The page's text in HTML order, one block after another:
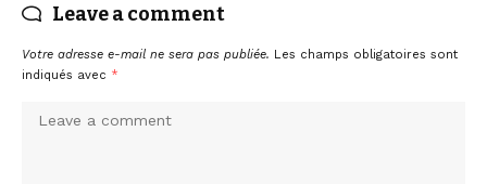
Leave a comment
Votre adresse e-mail ne sera pas publiée. Les champs obligatoires sont
indiqués avec *